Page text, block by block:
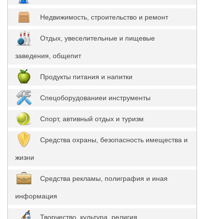
Недвижимость, строительство и ремонт
Отдых, увеселительные и пищевые
заведения, общепит
Продукты питания и напитки
Спецоборудованиеи инструменты
Спорт, автивный отдых и туризм
Средства охраны, безопасность имещества и
жизни
Средства рекламы, полиграфия и иная
информация
Творчество, культура, религия